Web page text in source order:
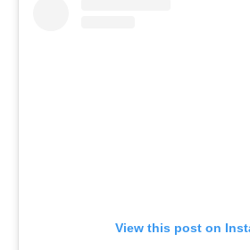
View this post on